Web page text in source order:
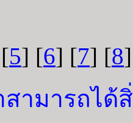
5] [6] [7] [8
ามารถได้